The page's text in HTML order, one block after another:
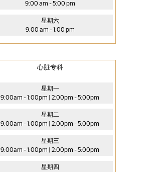
9:00 am - 5:00 pm
星期六
9:00 am - 1:00 pm
心脏专科
星期一
9:00am - 1:00pm | 2:00pm - 5:00pm
星期二
9:00am - 1:00pm | 2:00pm - 5:00pm
星期三
9:00am - 1:00pm | 2:00pm - 5:00pm
星期四